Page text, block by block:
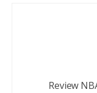
Review